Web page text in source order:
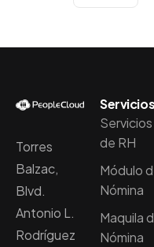
Torres
Balzac,
Blvd.
Antonio L.
Rodríguez
Servicios
Servicios
de RH
Módulo
Nómina
Maquila
Nómina